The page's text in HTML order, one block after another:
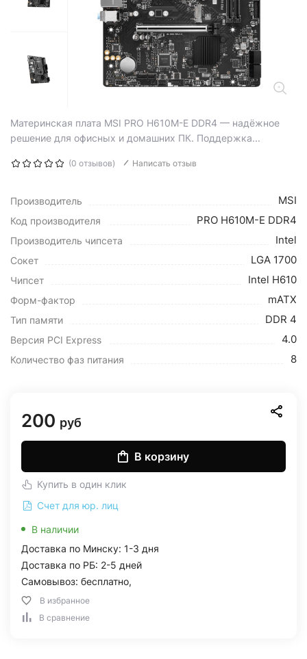
Материнская плата MSI PRO H610M-E DDR4 — надёжное
решение для офисных и домашних ПК. Поддержка...
(0 отзывов) Написать отзыв
Производитель MSI
Код производителя PRO H610M-E DDR4
Производитель чипсета Intel
Сокет LGA 1700
Чипсет Intel H610
Форм-фактор mATX
Тип памяти DDR 4
Версия PCI Express 4.0
Количество фаз питания 8
200 руб
В корзину
Купить в один клик
Счет для юр. лиц
В наличии
Доставка по Минску: 1-3 дня
Доставка по РБ: 2-5 дней
Самовывоз: бесплатно,
В избранное
В сравнение